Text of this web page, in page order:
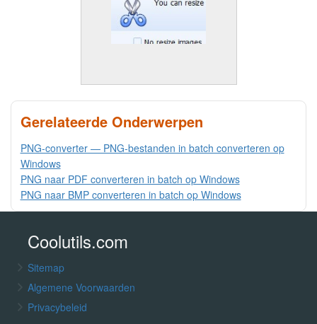
Gerelateerde Onderwerpen
PNG-converter — PNG-bestanden in batch converteren op
Windows
PNG naar PDF converteren in batch op Windows
PNG naar BMP converteren in batch op Windows
Coolutils.com
Sitemap
Algemene Voorwaarden
Privacybeleid